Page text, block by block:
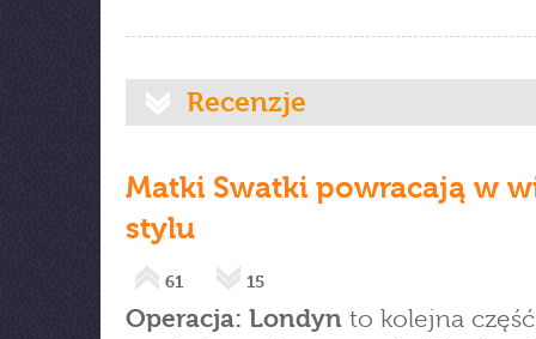
Recenzje
Matki Swatki powracają w
stylu
61 15
Operacja: Londyn to kolejna